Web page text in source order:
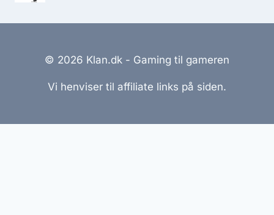
© 2026 Klan.dk - Gaming til gameren
Vi henviser til affiliate links på siden.